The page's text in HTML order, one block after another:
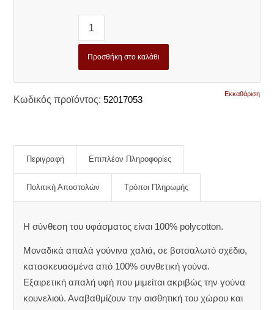
Εκκαθάριση
Προσθήκη στο καλάθι
Κωδικός προϊόντος: 52017053
Περιγραφή Επιπλέον Πληροφορίες
Πολιτική Αποστολών Τρόποι Πληρωμής
Η σύνθεση του υφάσματος είναι 100% polycotton.
Μοναδικά απαλά γούνινα χαλιά, σε βοτσαλωτό σχέδιο,
κατασκευασμένα από 100% συνθετική γούνα.
Εξαιρετική απαλή υφή που μιμείται ακριβώς την γούνα
κουνελιού. Αναβαθμίζουν την αισθητική του χώρου και